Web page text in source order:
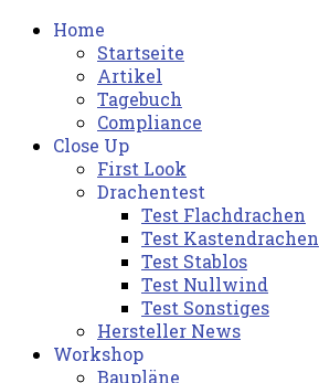
Home
Startseite
Artikel
Tagebuch
Compliance
Close Up
First Look
Drachentest
Test Flachdrachen
Test Kastendrachen
Test Stablos
Test Nullwind
Test Sonstiges
Hersteller News
Workshop
Baupläne